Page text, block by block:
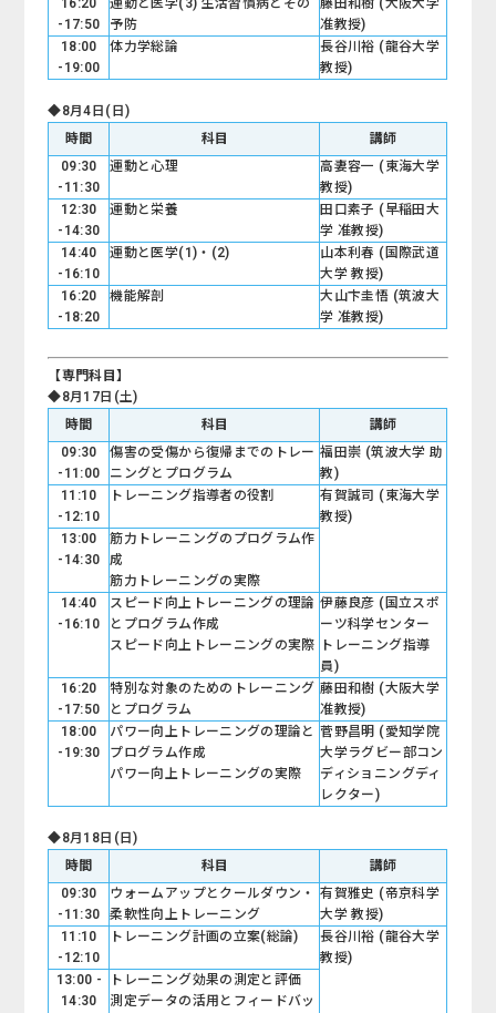
16:20
-17:50
運動と医学(3) 生活習慣病とその
予防
藤田和樹 (大阪大学
准教授)
18:00
-19:00
体力学総論
長谷川裕 (龍谷大学
教授)
◆8月4日(日)
時間
科目
講師
09:30
-11:30
運動と心理
高妻容一 (東海大学
教授)
12:30
-14:30
運動と栄養
田口素子 (早稲田大
学 准教授)
14:40
-16:10
運動と医学(1)・(2)
山本利春 (国際武道
大学 教授)
16:20
-18:20
機能解剖
大山卞圭悟 (筑波大
学 准教授)
【専門科目】
◆8月17日(土)
時間
科目
講師
09:30
-11:00
傷害の受傷から復帰までのトレー
ニングとプログラム
福田崇 (筑波大学 助
教)
11:10
-12:10
トレーニング指導者の役割
有賀誠司 (東海大学
教授)
13:00
-14:30
筋力トレーニングのプログラム作
成
筋力トレーニングの実際
14:40
-16:10
スピード向上トレーニングの理論
とプログラム作成
スピード向上トレーニングの実際
伊藤良彦 (国立スポ
ーツ科学センター
トレーニング指導
員)
16:20
-17:50
特別な対象のためのトレーニング
とプログラム
藤田和樹 (大阪大学
准教授)
18:00
-19:30
パワー向上トレーニングの理論と
プログラム作成
パワー向上トレーニングの実際
菅野昌明 (愛知学院
大学ラグビー部コン
ディショニングディ
レクター)
◆8月18日(日)
時間
科目
講師
09:30
-11:30
ウォームアップとクールダウン・
柔軟性向上トレーニング
有賀雅史 (帝京科学
大学 教授)
11:10
-12:10
トレーニング計画の立案(総論)
長谷川裕 (龍谷大学
教授)
13:00 -
14:30
トレーニング効果の測定と評価
測定データの活用とフィードバッ